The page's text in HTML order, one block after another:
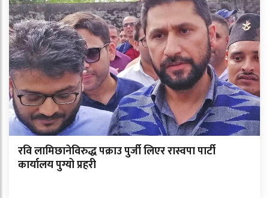
रवि लामिछानेविरुद्ध पक्राउ पुर्जी लिएर रास्वपा पार्टी
कार्यालय पुग्यो प्रहरी